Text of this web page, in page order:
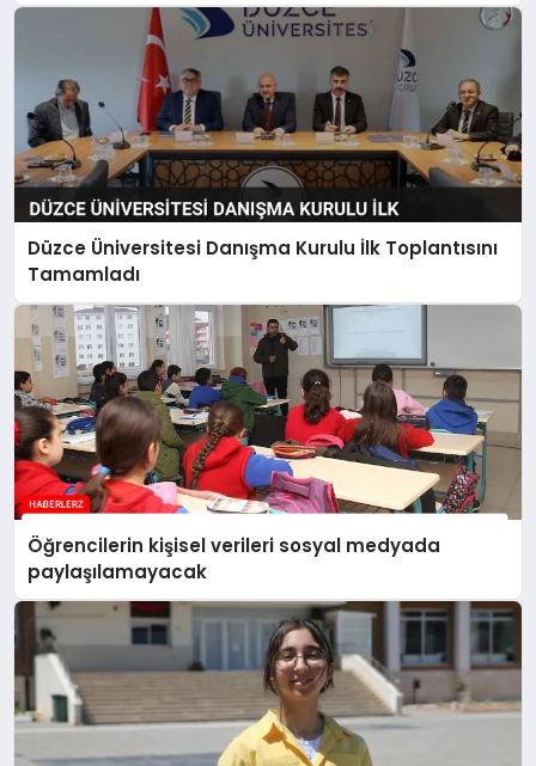
Düzce Üniversitesi Danışma Kurulu İlk Toplantısını
Tamamladı
Öğrencilerin kişisel verileri sosyal medyada
paylaşılamayacak